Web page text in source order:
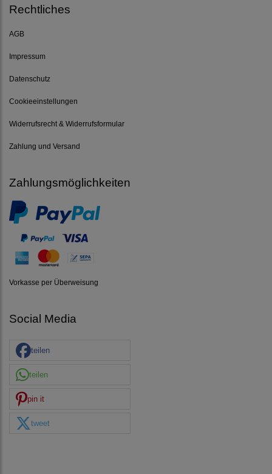
Rechtliches
AGB
Impressum
Datenschutz
Cookieeinstellungen
Widerrufsrecht & Widerrufsformular
Zahlung und Versand
Zahlungsmöglichkeiten
Vorkasse per Überweisung
Social Media
teilen
teilen
pin it
tweet